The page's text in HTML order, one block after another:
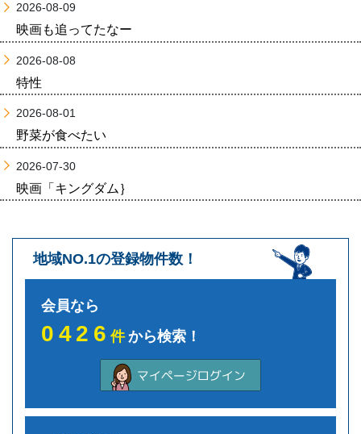
2026-08-09
映画も追ってたなー
2026-08-08
特性
2026-08-01
野菜が食べたい
2026-07-30
映画「キングダム｝
地域NO.1の登録物件数！
会員なら
0426件から検索！